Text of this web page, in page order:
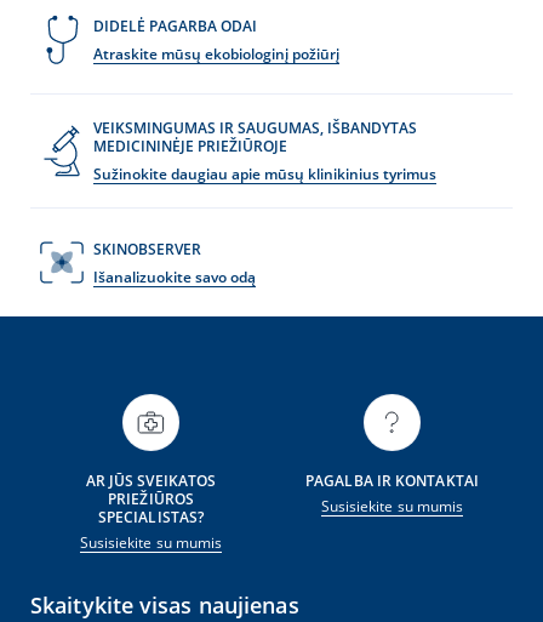
DIDELĖ PAGARBA ODAI
Atraskite mūsų ekobiologinį požiūrį
VEIKSMINGUMAS IR SAUGUMAS, IŠBANDYTAS
MEDICININĖJE PRIEŽIŪROJE
Sužinokite daugiau apie mūsų klinikinius tyrimus
SKINOBSERVER
Išanalizuokite savo odą
AR JŪS SVEIKATOS
PRIEŽIŪROS
SPECIALISTAS?
Susisiekite su mumis
PAGALBA IR KONTAKTAI
Susisiekite su mumis
Skaitykite visas naujienas